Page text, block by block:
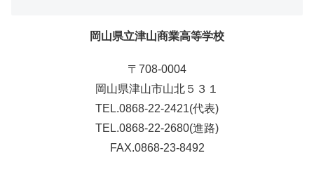
岡山県立津山商業高等学校
〒708-0004
岡山県津山市山北５３１
TEL.0868-22-2421(代表)
TEL.0868-22-2680(進路)
FAX.0868-23-8492